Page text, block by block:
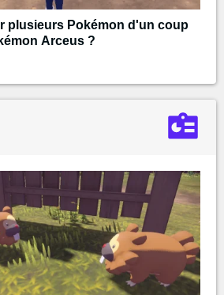
plusieurs Pokémon d'un coup
Arceus ?